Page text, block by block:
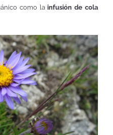
como lainfusión de cola